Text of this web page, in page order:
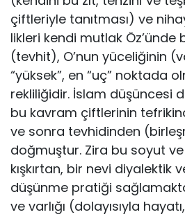
çiftleriyle tanıtması) ve
likleri kendi mutlak Öz’ünde
(tevhit), O’nun yüceli­ğinin
“yüksek”, en “uç” noktada
rekliliğidir. İslam düşüncesi
bu kavram çiftle­rinin
ve sonra tevhidinden
doğmuştur. Zira bu soyut
kışkırtan, bir nevi diyalektik
düşünme pratiği
ve varlığı (dolayısıyla